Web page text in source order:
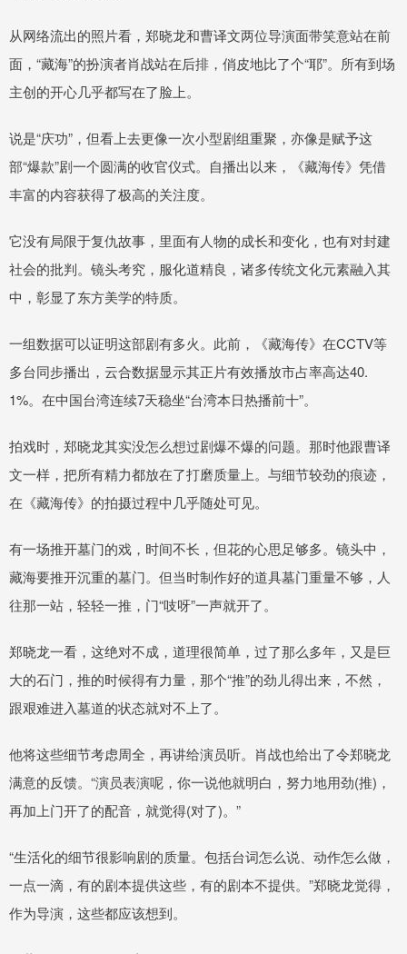
从网络流出的照片看，郑晓龙和曹译文两位导演面带笑意站在前
面，“藏海”的扮演者肖战站在后排，俏皮地比了个“耶”。所有到场
主创的开心几乎都写在了脸上。
说是“庆功”，但看上去更像一次小型剧组重聚，亦像是赋予这
部“爆款”剧一个圆满的收官仪式。自播出以来，《藏海传》凭借
丰富的内容获得了极高的关注度。
它没有局限于复仇故事，里面有人物的成长和变化，也有对封建
社会的批判。镜头考究，服化道精良，诸多传统文化元素融入其
中，彰显了东方美学的特质。
一组数据可以证明这部剧有多火。此前，《藏海传》在CCTV等
多台同步播出，云合数据显示其正片有效播放市占率高达40.
1%。在中国台湾连续7天稳坐“台湾本日热播前十”。
拍戏时，郑晓龙其实没怎么想过剧爆不爆的问题。那时他跟曹译
文一样，把所有精力都放在了打磨质量上。与细节较劲的痕迹，
在《藏海传》的拍摄过程中几乎随处可见。
有一场推开墓门的戏，时间不长，但花的心思足够多。镜头中，
藏海要推开沉重的墓门。但当时制作好的道具墓门重量不够，人
往那一站，轻轻一推，门“吱呀”一声就开了。
郑晓龙一看，这绝对不成，道理很简单，过了那么多年，又是巨
大的石门，推的时候得有力量，那个“推”的劲儿得出来，不然，
跟艰难进入墓道的状态就对不上了。
他将这些细节考虑周全，再讲给演员听。肖战也给出了令郑晓龙
满意的反馈。“演员表演呢，你一说他就明白，努力地用劲(推)，
再加上门开了的配音，就觉得(对了)。”
“生活化的细节很影响剧的质量。包括台词怎么说、动作怎么做，
一点一滴，有的剧本提供这些，有的剧本不提供。”郑晓龙觉得，
作为导演，这些都应该想到。